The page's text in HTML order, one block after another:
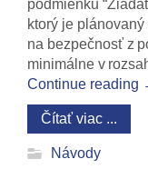
podmienku
ktorý je
na bezpečnosť z
minimálne v
Continue reading
Čítať viac ...
Návody